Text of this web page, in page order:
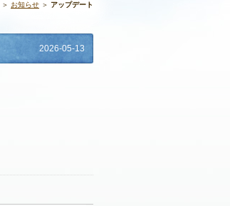
＞ お知らせ ＞ アップデート
2026-05-13